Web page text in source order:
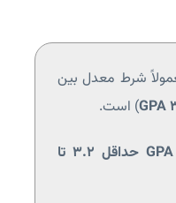
شرط معدل بین
GPA) است.
GPA حداقل 3.2 تا